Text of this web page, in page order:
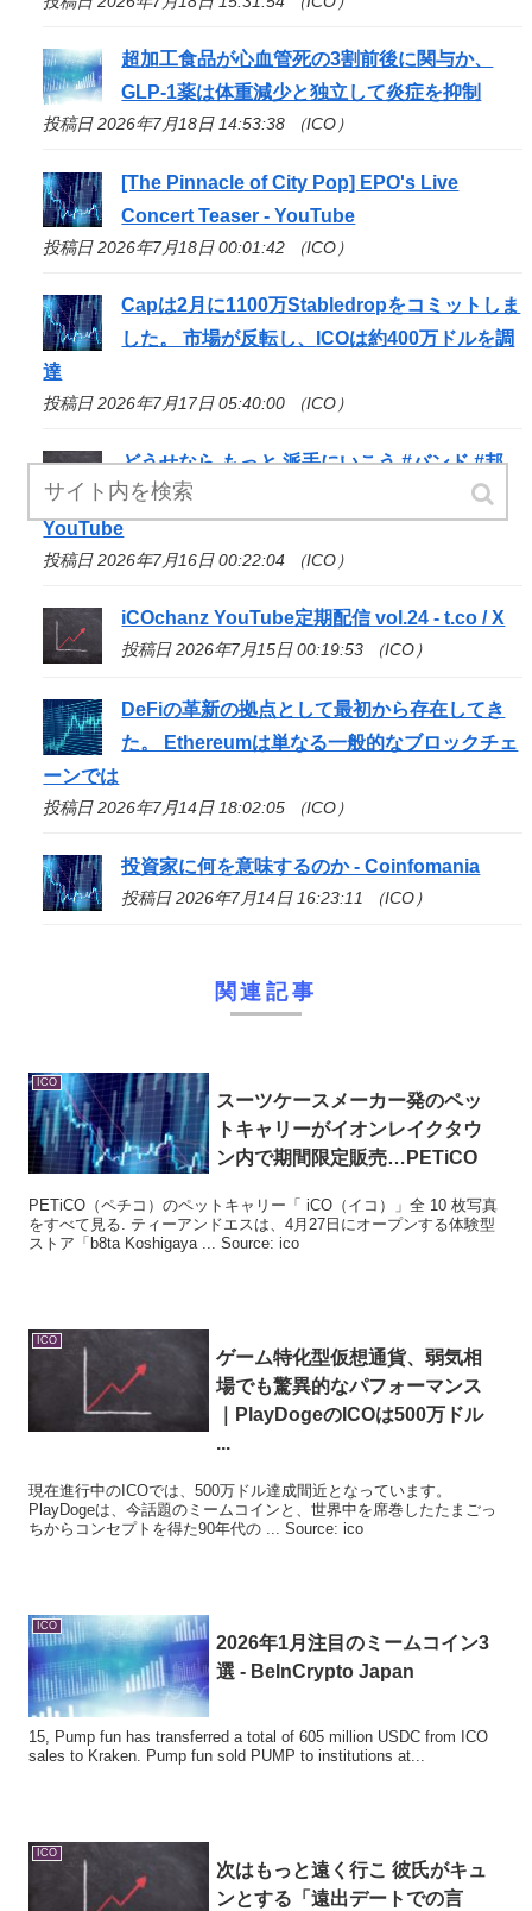
超加工食品が心血管死の3割前後に関与か、
GLP-1薬は体重減少と独立して炎症を抑制
投稿日 2026年7月18日 14:53:38 （ICO）
[The Pinnacle of City Pop] EPO's Live
Concert Teaser - YouTube
投稿日 2026年7月18日 00:01:42 （ICO）
Capは2月に1100万Stabledropをコミットしま
した。 市場が反転し、
ICOは約400万ドルを調
達
投稿日 2026年7月17日 05:40:00 （ICO）
どうせなら もっと 派手にいこう #バンド #邦
ロック #インディーズバンド #オリジナル曲 -
YouTube
投稿日 2026年7月16日 00:22:04 （ICO）
iCOchanz YouTube定期配信 vol.24 - t.co / X
投稿日 2026年7月15日 00:19:53 （ICO）
DeFiの革新の拠点として最初から存在してき
た。 Ethereumは単なる一般的なブロックチェ
ーンでは
投稿日 2026年7月14日 18:02:05 （ICO）
投資家に何を意味するのか - Coinfomania
投稿日 2026年7月14日 16:23:11 （ICO）
関連記事
ICO
スーツケースメーカー発のペッ
トキャリーがイオンレイクタウ
ン内で期間限定販売…PETiCO
PETiCO（ペチコ）のペットキャリー「 iCO（イコ）」全 10 枚写真
をすべて見る. ティーアンドエスは、4月27日にオープンする体験型
ストア「b8ta Koshigaya ... Source: ico
ICO
ゲーム特化型仮想通貨、弱気相
場でも驚異的なパフォーマンス
｜PlayDogeの ICOは500万ドル
...
現在進行中のICOでは、500万ドル達成間近となっています。
PlayDogeは、今話題のミームコインと、世界中を席巻したたまごっ
ちからコンセプトを得た90年代の ... Source: ico
ICO
2026年1月注目のミームコイン3
選 - BeInCrypto Japan
15, Pump fun has transferred a total of 605 million USDC from ICO
sales to Kraken. Pump fun sold PUMP to institutions at...
ICO
次はもっと遠く行こ 彼氏がキュ
ンとする「遠出デートでの言